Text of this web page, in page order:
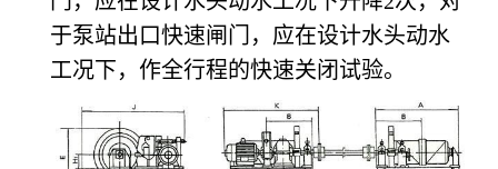
于泵站出口快速闸门，应在设计水头动水
工况下，作全行程的快速关闭试验。